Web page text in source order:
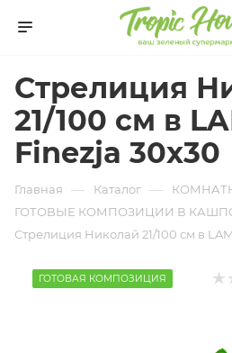
Стрелиция
21/100 см в
Finezja 30x30
Главная — Каталог —
ГОТОВЫЕ КОМПОЗИЦИИ В
Стрелиция Николай 21/100 см в
ГОТОВАЯ КОМПОЗИЦИЯ